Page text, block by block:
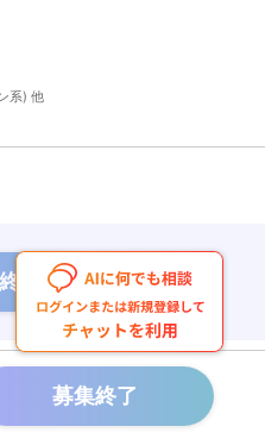
募集終了
系) 他
了
を見る